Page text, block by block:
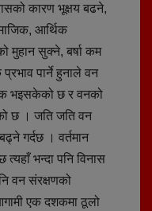
कारण भूक्षय बढने,
आर्थिक
मुहान सुक्ने, बर्षा कम
पार्ने हुनाले वन
भइसकेको छ र वनको
छ । जति जति वन
गर्दछ । वर्तमान
भन्दा पनि विनास
वन संरक्षणको
एक दशकमा ठूलो